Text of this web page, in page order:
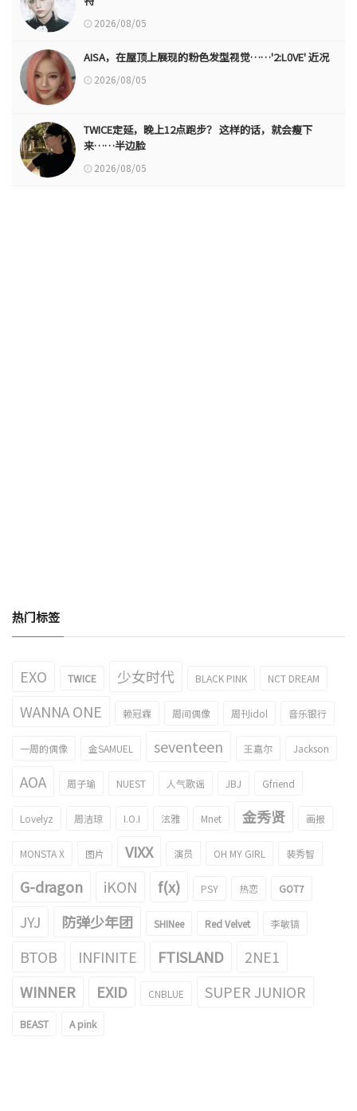
2026/08/05
AISA，在屋顶上展现的粉色发型视觉……'2:L0VE' 近况
2026/08/05
TWICE定延，晚上12点跑步？ 这样的话，就会瘦下
来……半边脸
2026/08/05
热门标签
EXO TWICE 少女时代 BLACK PINK NCT DREAM
WANNA ONE 赖冠霖 周间偶像 周刊idol 音乐银行
一周的偶像 金SAMUEL seventeen 王嘉尔 Jackson
AOA 周子瑜 NUEST 人气歌谣 JBJ Gfriend
Lovelyz 周洁琼 I.O.I 泫雅 Mnet 金秀贤 画报
MONSTA X 图片 VIXX 演员 OH MY GIRL 裴秀智
G-dragon iKON f(x) PSY 热恋 GOT7
JYJ 防弹少年团 SHINee Red Velvet 李敏镐
BTOB INFINITE FTISLAND
2NE1
WINNER
EXID CNBLUE SUPER JUNIOR
BEAST A pink